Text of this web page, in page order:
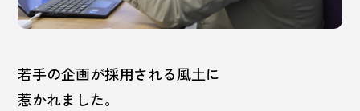
若手の企画が採用される風土に
惹かれました。